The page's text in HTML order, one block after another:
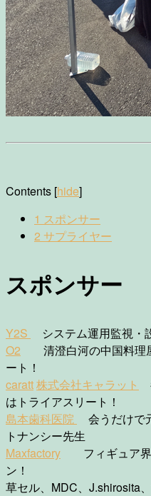
Contents [hide]
1 スポンサー
2 サプライヤー
スポンサー
Y2S
システム運用監視・
O2 清澄白河の中国料理
ート！
caratt株式会社キャラット
はトライアスリート！
島本歯科医院
会うだけで
トナンシー先生
Maxfactory フィギュア界
ン！
草セル、MDC、J.shirosita